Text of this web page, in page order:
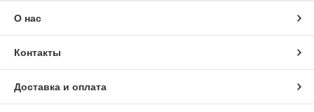
О нас
Контакты
Доставка и оплата